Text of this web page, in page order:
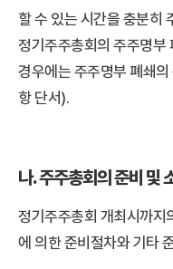
할 수 있는 시간을 충분히
정기주주총회의 주주명부
경우에는 주주명부 폐쇄
항 단서).
나. 주주총회의 준비 및
정기주주총회 개최시까지
에 의한 준비절차와 기타